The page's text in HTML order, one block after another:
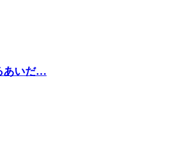
あいだ…